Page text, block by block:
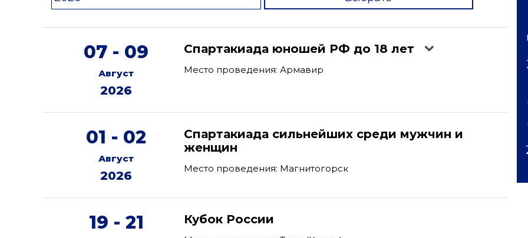
07 - 09
Август
2026
Спартакиада юношей РФ до 18 лет
Место проведения: Армавир
01 - 02
Август
2026
Спартакиада сильнейших среди мужчин и
женщин
Место проведения: Магнитогорск
19 - 21 Кубок России
1